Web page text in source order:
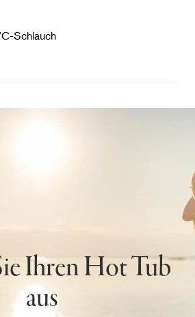
Schlauch
Ihren Hot Tub
aus